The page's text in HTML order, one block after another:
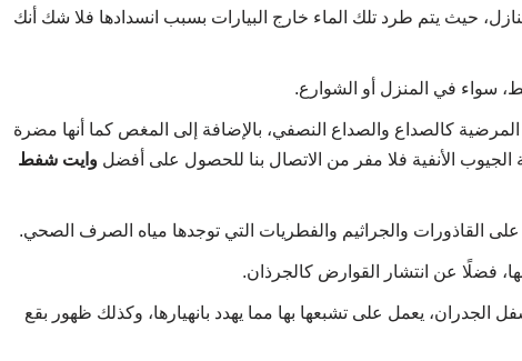
حيث يتم طرد تلك الماء خارج البيارات بسبب انسدادها فلا شك أنك
سواء في المنزل أو الشوارع.
كالصداع والصداع النصفي، بالإضافة إلى المغص كما أنها مضرة
الأنفية فلا مفر من الاتصال بنا للحصول على أفضل وايت شفط
القاذورات والجراثيم والفطريات التي توجدها مياه الصرف الصحي.
فضلًا عن انتشار القوارض كالجرذان.
الجدران، يعمل على تشبعها بها مما يهدد بانهيارها، وكذلك ظهور بقع